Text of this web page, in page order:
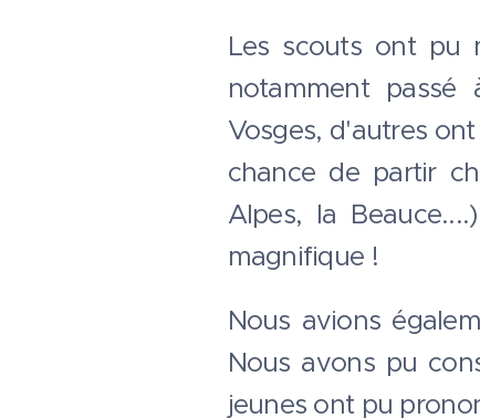
Les scouts ont pu
notamment passé
Vosges, d'autres
chance de partir
Alpes, la
magnifique !
Nous avions
Nous avons pu
jeunes ont pu